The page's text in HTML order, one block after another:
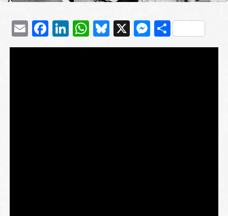
EmailFacebook
LinkedIn
WhatsApp
Bluesky
X